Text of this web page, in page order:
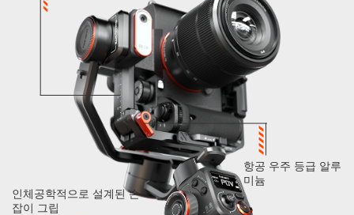
항공 우주 등급 알루
미늄
인체공학적으로 설계된 손
잡이 그립